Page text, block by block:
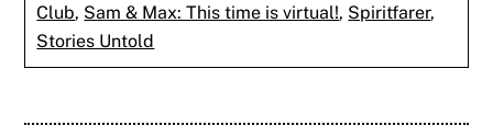
Club, Sam & Max: This time is virtual!, Spiritfarer,
Stories Untold